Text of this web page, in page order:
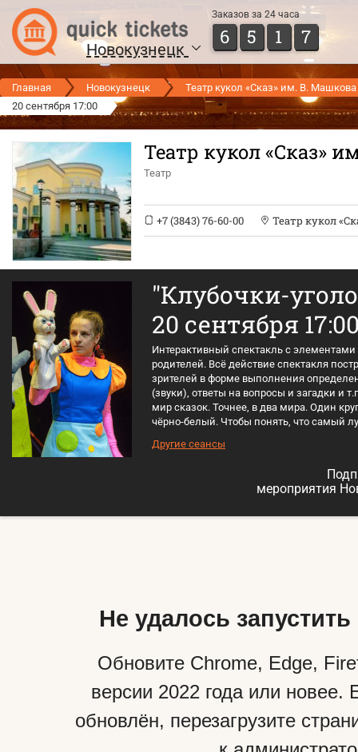
Новокузнецк
Заказов за 24 часа
6 5 1 7
Главная Новокузнецк
Театр кукол «Сказ» им. В. Машкова
20 сентября 17:00
Театр кукол «Сказ»
Театр
+7 (3843) 76-60-00 Театр кукол
"Клубочки-
20 сентября
Интерактивный спектакль с элементами
родителей. Всё действие спектакля
зрителей в форме выполнения
(звуки), ответы на вопросы и загадки и
мир сказок. Точнее, в два мира. Один
чёрно-белый. Чтобы понять, что самый
Другие сеансы
мероприятия